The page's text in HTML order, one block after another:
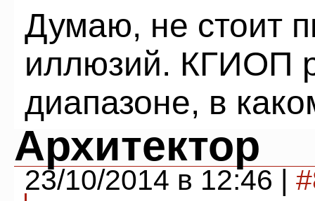
Думаю, не стоит
иллюзий. КГИОП
диапазоне, в
Архитектор
23/10/2014 в 12:46 |